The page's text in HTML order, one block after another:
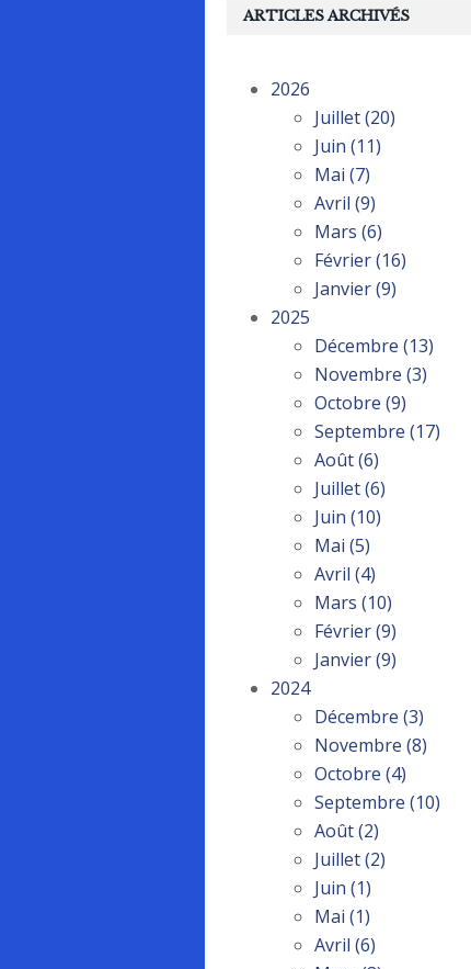
ARTICLES ARCHIVÉS
2026
Juillet(20)
Juin (11)
Mai (7)
Avril (9)
Mars (6)
Février(16)
Janvier(9)
2025
Décembre (13)
Novembre (3)
Octobre (9)
Septembre (17)
Août(6)
Juillet(6)
Juin (10)
Mai (5)
Avril (4)
Mars (10)
Février(9)
Janvier(9)
2024
Décembre (3)
Novembre (8)
Octobre (4)
Septembre (10)
Août(2)
Juillet(2)
Juin (1)
Mai (1)
Avril (6)